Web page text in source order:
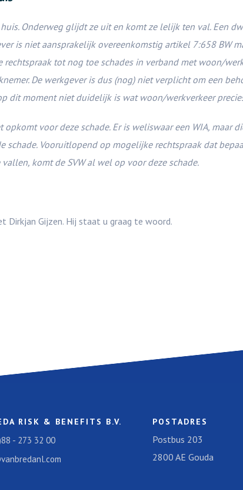
Onderweg glijdt ze uit en komt ze lelijk ten val. Een
is niet aansprakelijk overeenkomstig artikel 7:658 BW
rechtspraak tot nog toe schades in verband met woon/
De werkgever is dus (nog) niet verplicht om een
dit moment niet duidelijk is wat woon/werkverkeer
voor deze schade. Er is weliswaar een WIA, maar
schade. Vooruitlopend op mogelijke rechtspraak dat
komt de SVW al wel op voor deze schade.
Dirkjan Gijzen. Hij staat u graag te woord.
RISK & BENEFITS B.V.
- 273 32 00
POSTADRES
Postbus 203
2800 AE Gouda